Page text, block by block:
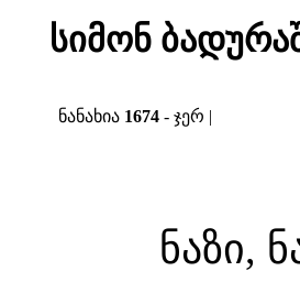
სიმონ
ნანახია 1674 - ჯერ |
ნაზი,